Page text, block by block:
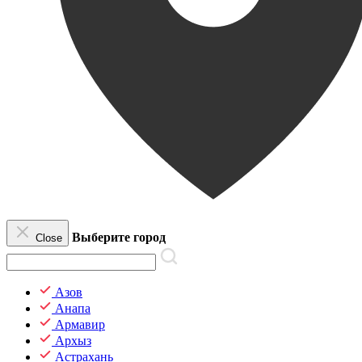
Close Выберите город
Азов
Анапа
Армавир
Архыз
Астрахань